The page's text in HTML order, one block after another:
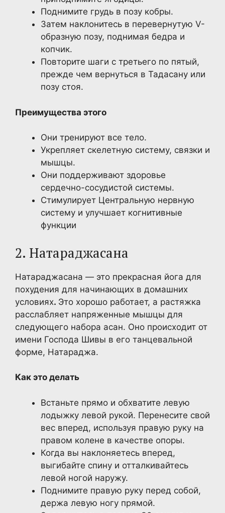
Поднимите грудь в позу кобры.
Затем наклонитесь в перевернутую V-
образную позу, поднимая бедра и
копчик.
Повторите шаги с третьего по пятый,
прежде чем вернуться в Тадасану или
позу стоя.
Преимущества этого
Они тренируют все тело.
Укрепляет скелетную систему, связки и
мышцы.
Они поддерживают здоровье
сердечно-сосудистой системы.
Стимулирует Центральную нервную
систему и улучшает когнитивные
функции
2. Натараджасана
Натараджасана — это прекрасная йога для
похудения для начинающих в домашних
условиях. Это хорошо работает, а растяжка
расслабляет напряженные мышцы для
следующего набора асан. Оно происходит от
имени Господа Шивы в его танцевальной
форме, Натараджа.
Как это делать
Встаньте прямо и обхватите левую
лодыжку левой рукой. Перенесите свой
вес вперед, используя правую руку на
правом колене в качестве опоры.
Когда вы наклоняетесь вперед,
выгибайте спину и отталкивайтесь
левой ногой наружу.
Поднимите правую руку перед собой,
держа левую ногу прямой.